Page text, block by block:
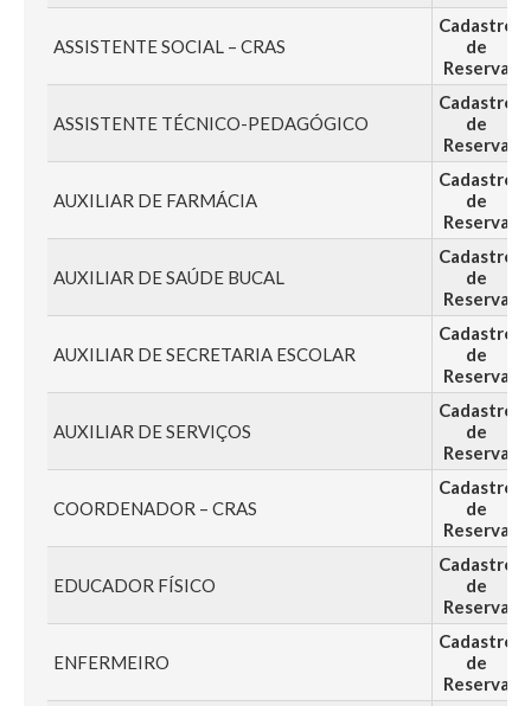
ASSISTENTE SOCIAL – CRAS
Cadastro
de
Reserva
ASSISTENTE TÉCNICO-PEDAGÓGICO
Cadastro
de
Reserva
AUXILIAR DE FARMÁCIA
Cadastro
de
Reserva
AUXILIAR DE SAÚDE BUCAL
Cadastro
de
Reserva
AUXILIAR DE SECRETARIA ESCOLAR
Cadastro
de
Reserva
AUXILIAR DE SERVIÇOS
Cadastro
de
Reserva
COORDENADOR – CRAS
Cadastro
de
Reserva
EDUCADOR FÍSICO
Cadastro
de
Reserva
ENFERMEIRO
Cadastro
de
Reserva